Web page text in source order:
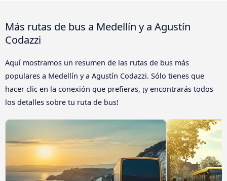
Más rutas de bus a Medellín y a Agustín
Codazzi
Aquí mostramos un resumen de las rutas de bus más
populares a Medellín y a Agustín Codazzi. Sólo tienes que
hacer clic en la conexión que prefieras, ¡y encontrarás todos
los detalles sobre tu ruta de bus!